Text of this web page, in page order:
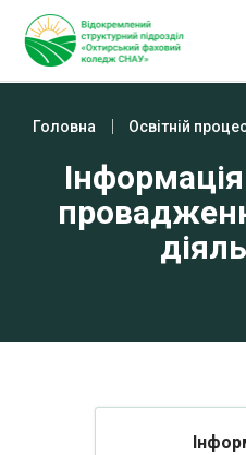
content
Головна Освітній